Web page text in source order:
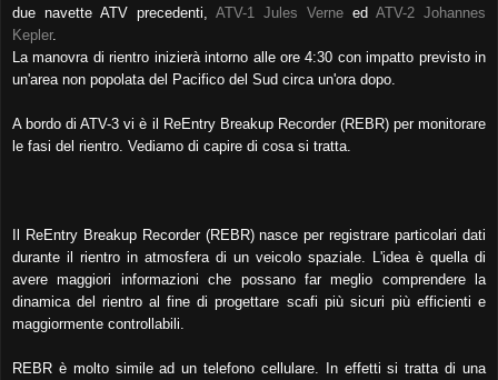
due navette ATV precedenti, ATV-1 Jules Verne ed ATV-2 Johannes
Kepler.
La manovra di rientro inizierà intorno alle ore 4:30 con impatto previsto in
un'area non popolata del Pacifico del Sud circa un'ora dopo.
A bordo di ATV-3 vi è il ReEntry Breakup Recorder (REBR) per monitorare
le fasi del rientro. Vediamo di capire di cosa si tratta.
Il ReEntry Breakup Recorder (REBR) nasce per registrare particolari dati
durante il rientro in atmosfera di un veicolo spaziale. L'idea è quella di
avere maggiori informazioni che possano far meglio comprendere la
dinamica del rientro al fine di progettare scafi più sicuri più efficienti e
maggiormente controllabili.
REBR è molto simile ad un telefono cellulare. In effetti si tratta di una